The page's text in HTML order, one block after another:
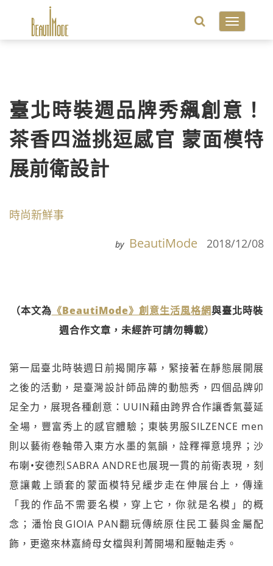
Toggle
臺北時裝週品牌秀飆創意！
茶香四溢挑逗感官 蒙面模特
展前衛設計
時尚新鮮事
by BeautiMode 2018/12/08
（本文為 《BeautiMode》創意生活風格網與臺北時裝
週合作文章，未經許可請勿轉載）
第一屆臺北時裝週日前揭開序幕，緊接著在靜態展開展
之後的活動，是臺灣設計師品牌的動態秀，四個品牌卯
足全力，展現各種創意：UUIN藉由跨界合作讓香氣蔓延
全場，豐富秀上的感官體驗；東裝男服SILZENCE men
則以藝術卷軸帶入東方水墨的氣韻，詮釋禪意境界；沙
布喇•安德烈SABRA ANDRE也展現一貫的前衛表現，刻
意讓戴上頭套的蒙面模特兒緩步走在伸展台上，傳達
「我的作品不需要名模，穿上它，你就是名模」的概
念；潘怡良GIOIA PAN翻玩傳統原住民工藝與金屬配
飾，更邀來林嘉綺母女檔與利菁開場和壓軸走秀。